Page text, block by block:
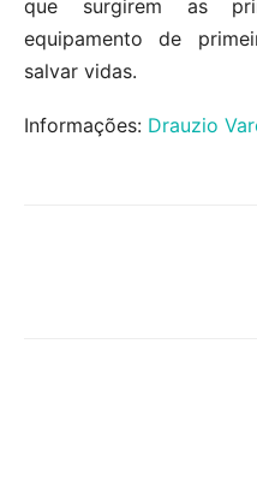
que surgirem as
equipamento de
salvar vidas.
Informações: Drauzio